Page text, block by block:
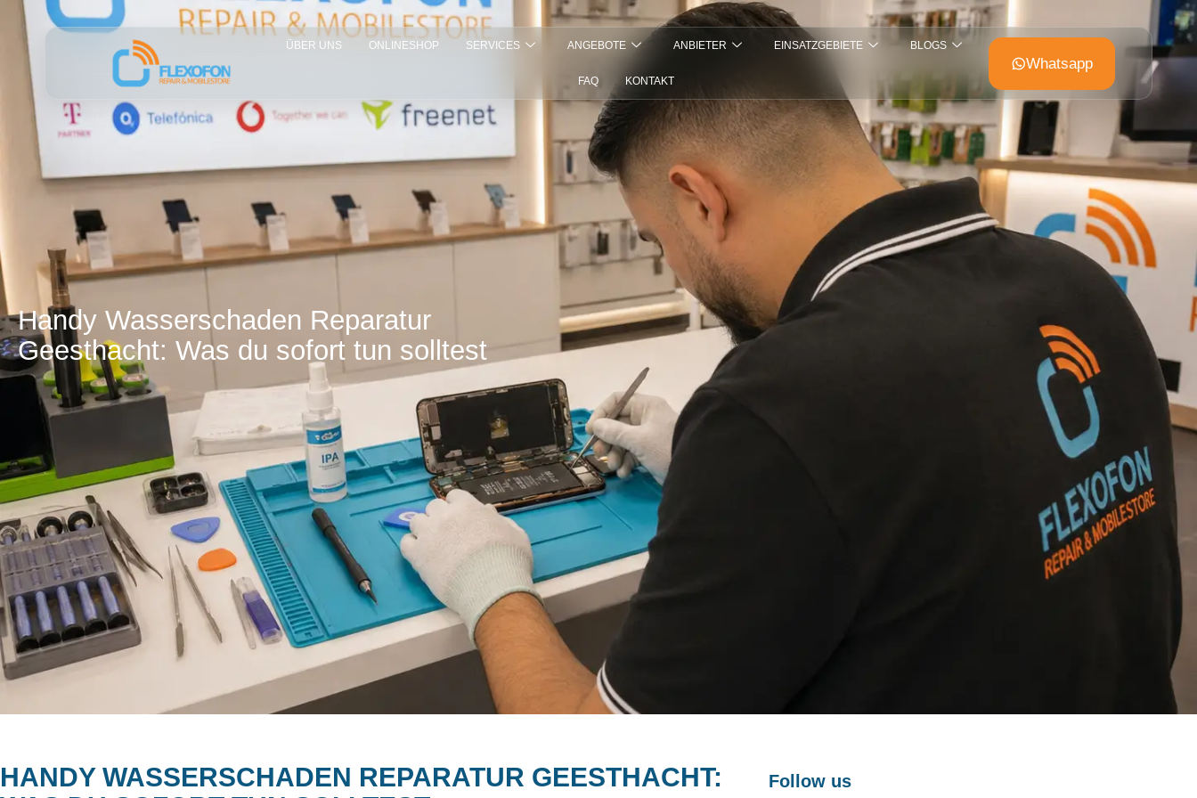
ÜBER UNS ONLINESHOP SERVICES ANGEBOTE ANBIETER EINSATZGEBIETE BLOGS
FAQ KONTAKT
Whatsapp
Handy Wasserschaden Reparatur
Geesthacht: Was du sofort tun solltest
HANDY WASSERSCHADEN REPARATUR GEESTHACHT:
Follow us